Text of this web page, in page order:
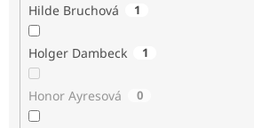
Hilde Bruchová 1
Holger Dambeck 1
Honor Ayresová 0